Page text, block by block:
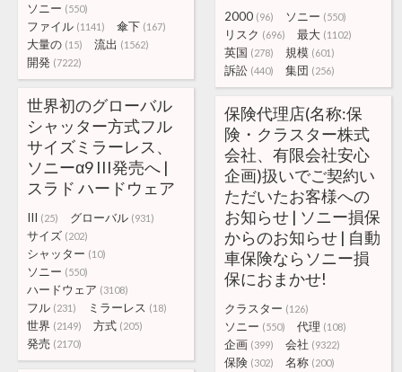
ソニー (550)
ファイル (1141) 傘下 (167)
大量の (15) 流出 (1562)
開発 (7222)
2000 (96) ソニー (550)
リスク (696) 最大 (1102)
英国 (278) 規模 (601)
訴訟 (440) 集団 (256)
世界初のグローバル
シャッター方式フル
サイズミラーレス、
ソニーα9 III発売へ |
スラド ハードウェア
III (25) グローバル (931)
サイズ (202)
シャッター (10)
ソニー (550)
ハードウェア (3108)
フル (231) ミラーレス (18)
世界 (2149) 方式 (205)
発売 (2170)
保険代理店(名称:保
険・クラスター株式
会社、有限会社安心
企画)扱いでご契約い
ただいたお客様への
お知らせ | ソニー損保
からのお知らせ | 自動
車保険ならソニー損
保におまかせ!
クラスター (126)
ソニー (550) 代理 (108)
企画 (399) 会社 (9322)
保険 (302) 名称 (200)